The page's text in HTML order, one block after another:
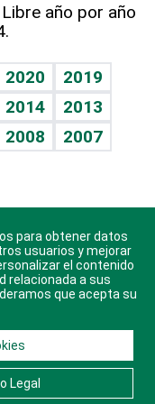
año por año
2020
2019
2014
2013
2008
2007
Android, iOS y
reservados.
Contacto
Diario Libre
para obtener datos
usuarios y mejorar
el contenido
relacionada a sus
que acepta su
Legal